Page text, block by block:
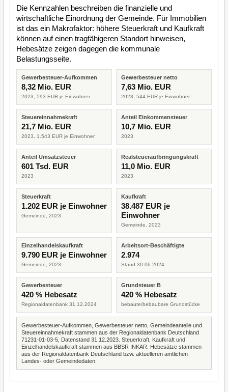
Die Kennzahlen beschreiben die finanzielle und
wirtschaftliche Einordnung der Gemeinde. Für Immobilien
ist das ein Makrofaktor: höhere Steuerkraft und Kaufkraft
können auf einen tragfähigeren Standort hinweisen,
Hebesätze zeigen dagegen die kommunale
Belastungsseite.
Gewerbesteuer-Aufkommen
8,32 Mio. EUR
2023, 593 EUR je Einwohner
Gewerbesteuer netto
7,63 Mio. EUR
2023, 544 EUR je Einwohner
Steuereinnahmekraft
21,7 Mio. EUR
2023, 1.543 EUR je Einwohner
Anteil Einkommensteuer
10,7 Mio. EUR
2023
Anteil Umsatzsteuer
601 Tsd. EUR
2023
Realsteueraufbringungskraft
11,0 Mio. EUR
2023
Steuerkraft
1.202 EUR je Einwohner
Gemeinde, 2023
Kaufkraft
38.487 EUR je
Einwohner
Gemeinde, 2023
Einzelhandelskaufkraft
9.790 EUR je Einwohner
Gemeinde, 2023
Arbeitsort-Beschäftigte
2.974
Stand 30.06.2024
Gewerbesteuer
420 % Hebesatz
Regionaldatenbank 31.12.2024
Grundsteuer B
420 % Hebesatz
bebaute/bebaubare Grundstücke
Gewerbesteuer-Aufkommen, Gewerbesteuer netto, Gemeindeanteile und
Steuereinnahmekraft stammen aus der Regionaldatenbank Deutschland
71231-01-03-5, Datenstand 31.12.2023. Steuerkraft, Kaufkraft und
Einzelhandelskaufkraft stammen aus BBSR INKAR. Hebesätze stammen
aus der Regionaldatenbank Deutschland bzw. aktuelleren amtlichen
Landes- oder Gemeindedaten.